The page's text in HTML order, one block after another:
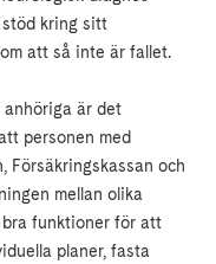
kring sitt
att så inte är fallet.
anhöriga är det
personen med
Försäkringskassan och
mellan olika
funktioner för att
planer, fasta